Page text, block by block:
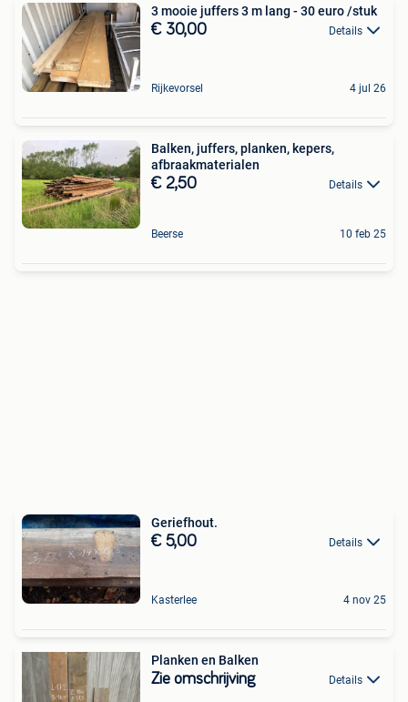
3 mooie juffers 3 m lang - 30 euro /stuk
€ 30,00 Details
Rijkevorsel 4 jul 26
Balken, juffers, planken, kepers,
afbraakmaterialen
€ 2,50 Details
Beerse 10 feb 25
Geriefhout.
€ 5,00 Details
Kasterlee 4 nov 25
Planken en Balken
Zie omschrijving Details